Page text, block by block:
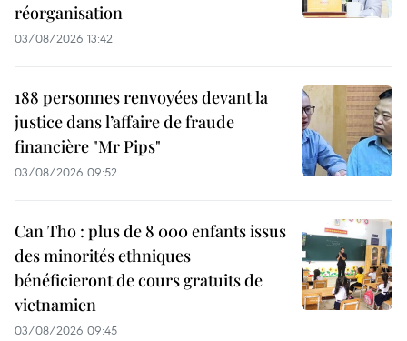
réorganisation
03/08/2026 13:42
188 personnes renvoyées devant la
justice dans l’affaire de fraude
financière "Mr Pips"
03/08/2026 09:52
Can Tho : plus de 8 000 enfants issus
des minorités ethniques
bénéficieront de cours gratuits de
vietnamien
03/08/2026 09:45